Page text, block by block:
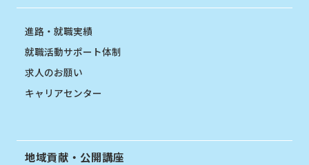
進路・就職実績
就職活動サポート体制
求人のお願い
キャリアセンター
地域貢献・公開講座